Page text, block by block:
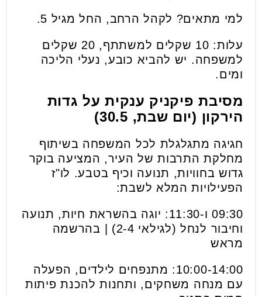
למי מתאים? לקהל הרחב, החל מגיל 5.
עלות: 10 שקלים למשתתף, 20 שקלים
למשפחה. יש להביא כובע, נעלי הליכה
ומים.
מסיבת פיקניק ענקית על גדות
הירקון (יום שבת, 30.5)
חגיגה מתגלגלת לכל המשפחה בשיתוף
מחלקת התרבות של העיר, המציעה בוקר
גדוש בחוויות, תנועה וכיף בטבע. לו"ז
הפעילויות המלא לשבת:
09:30 ו-11:30: יוגה בהשראת חיות, תנועה
וחיבור לנחל (לגילאי 2-4) | בהרשמה
מראש
10:00-14:00: מתנפחים לילדים, הפעלה
עם מנחה משחקים, ותחנות להכנת פיתות